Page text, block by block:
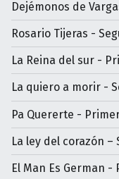
Dejémonos de
Rosario Tijeras -
La Reina del sur -
La quiero a morir -
Pa Quererte -
La ley del corazón –
El Man Es German